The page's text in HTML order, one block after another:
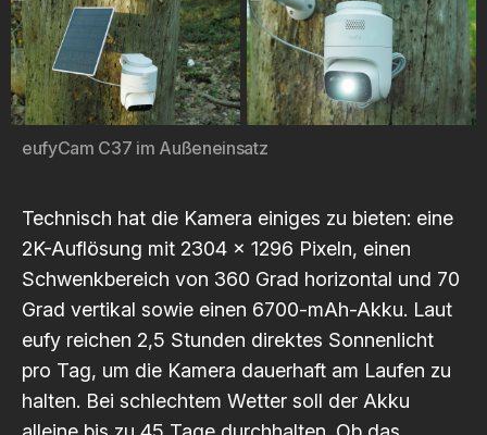
eufyCam C37 im Außeneinsatz
Technisch hat die Kamera einiges zu bieten: eine
2K-Auflösung mit 2304 x 1296 Pixeln, einen
Schwenkbereich von 360 Grad horizontal und 70
Grad vertikal sowie einen 6700-mAh-Akku. Laut
eufy reichen 2,5 Stunden direktes Sonnenlicht
pro Tag, um die Kamera dauerhaft am Laufen zu
halten. Bei schlechtem Wetter soll der Akku